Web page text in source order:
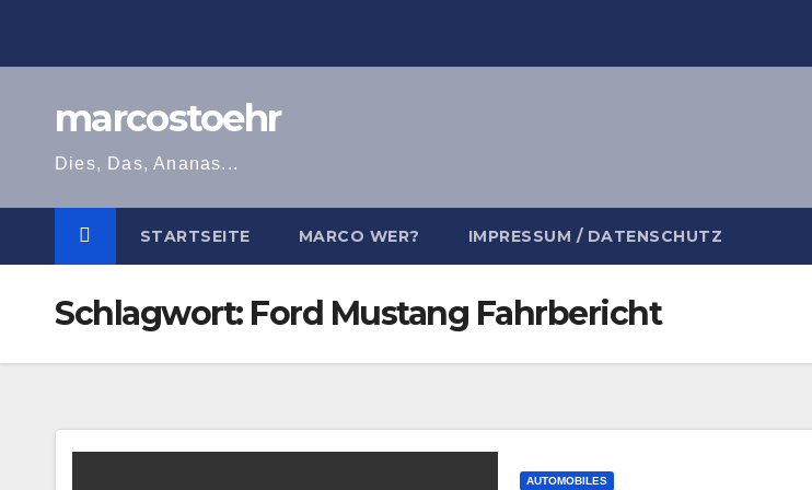
marcostoehr
Dies, Das, Ananas...
STARTSEITE MARCO WER? IMPRESSUM / DATENSCHUTZ
Schlagwort: Ford Mustang Fahrbericht
AUTOMOBILES